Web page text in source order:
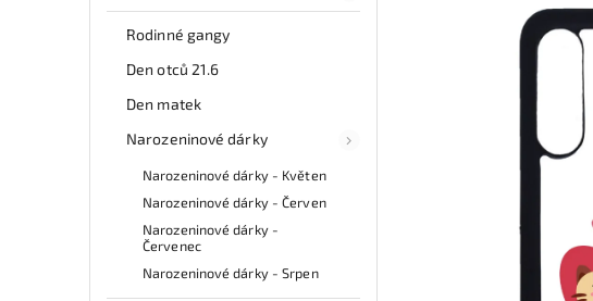
Rodinné gangy
Den otců 21.6
Den matek
Narozeninové dárky
Narozeninové dárky - Květen
Narozeninové dárky - Červen
Narozeninové dárky -
Červenec
Narozeninové dárky - Srpen